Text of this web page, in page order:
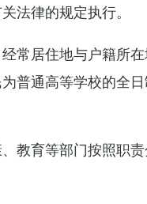
法律的规定执行。
常居住地与户籍所
普通高等学校的全
教育等部门按照职